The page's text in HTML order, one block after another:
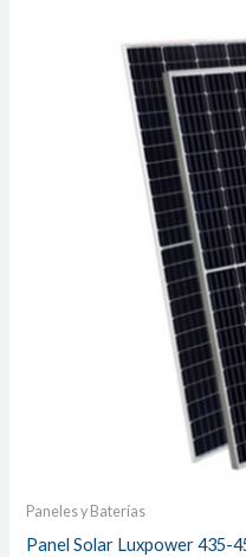
Paneles y Baterías
Panel Solar Luxpower 435-